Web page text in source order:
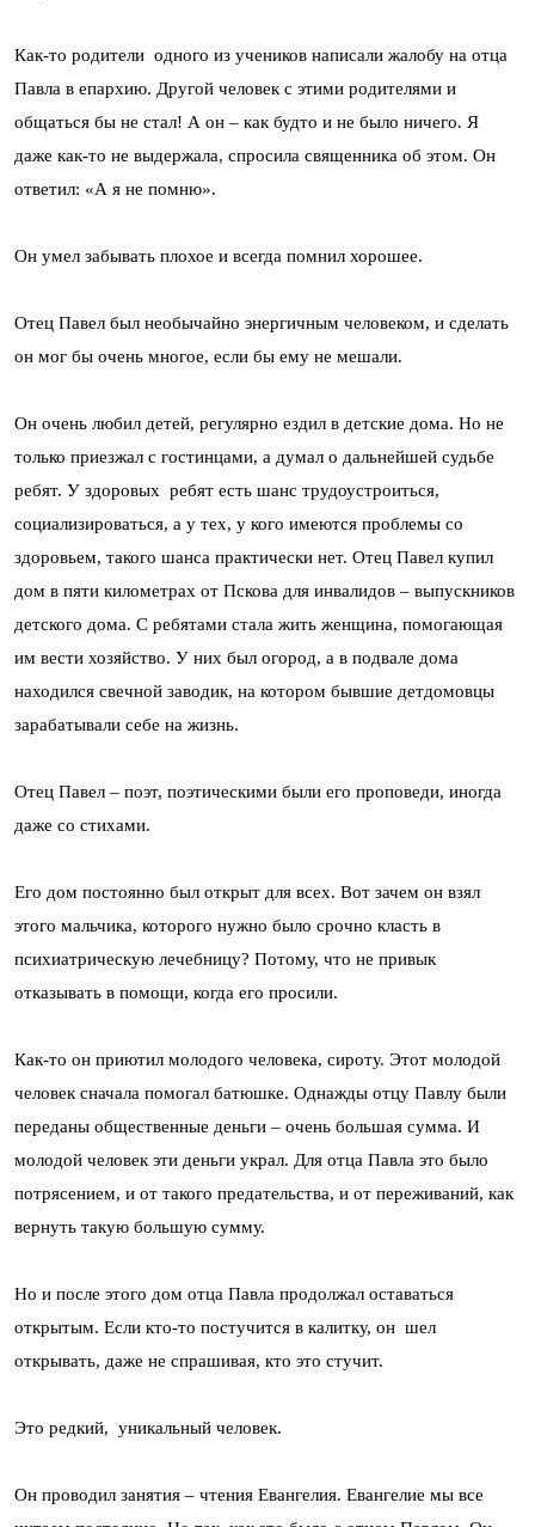
Как-то родители одного из учеников написали жалобу на отца
Павла в епархию. Другой человек с этими родителями и
общаться бы не стал! А он – как будто и не было ничего. Я
даже как-то не выдержала, спросила священника об этом. Он
ответил: «А я не помню».
Он умел забывать плохое и всегда помнил хорошее.
Отец Павел был необычайно энергичным человеком, и сделать
он мог бы очень многое, если бы ему не мешали.
Он очень любил детей, регулярно ездил в детские дома. Но не
только приезжал с гостинцами, а думал о дальнейшей судьбе
ребят. У здоровых ребят есть шанс трудоустроиться,
социализироваться, а у тех, у кого имеются проблемы со
здоровьем, такого шанса практически нет. Отец Павел купил
дом в пяти километрах от Пскова для инвалидов – выпускников
детского дома. С ребятами стала жить женщина, помогающая
им вести хозяйство. У них был огород, а в подвале дома
находился свечной заводик, на котором бывшие детдомовцы
зарабатывали себе на жизнь.
Отец Павел – поэт, поэтическими были его проповеди, иногда
даже со стихами.
Его дом постоянно был открыт для всех. Вот зачем он взял
этого мальчика, которого нужно было срочно класть в
психиатрическую лечебницу? Потому, что не привык
отказывать в помощи, когда его просили.
Как-то он приютил молодого человека, сироту. Этот молодой
человек сначала помогал батюшке. Однажды отцу Павлу были
переданы общественные деньги – очень большая сумма. И
молодой человек эти деньги украл. Для отца Павла это было
потрясением, и от такого предательства, и от переживаний, как
вернуть такую большую сумму.
Но и после этого дом отца Павла продолжал оставаться
открытым. Если кто-то постучится в калитку, он шел
открывать, даже не спрашивая, кто это стучит.
Это редкий, уникальный человек.
Он проводил занятия – чтения Евангелия. Евангелие мы все